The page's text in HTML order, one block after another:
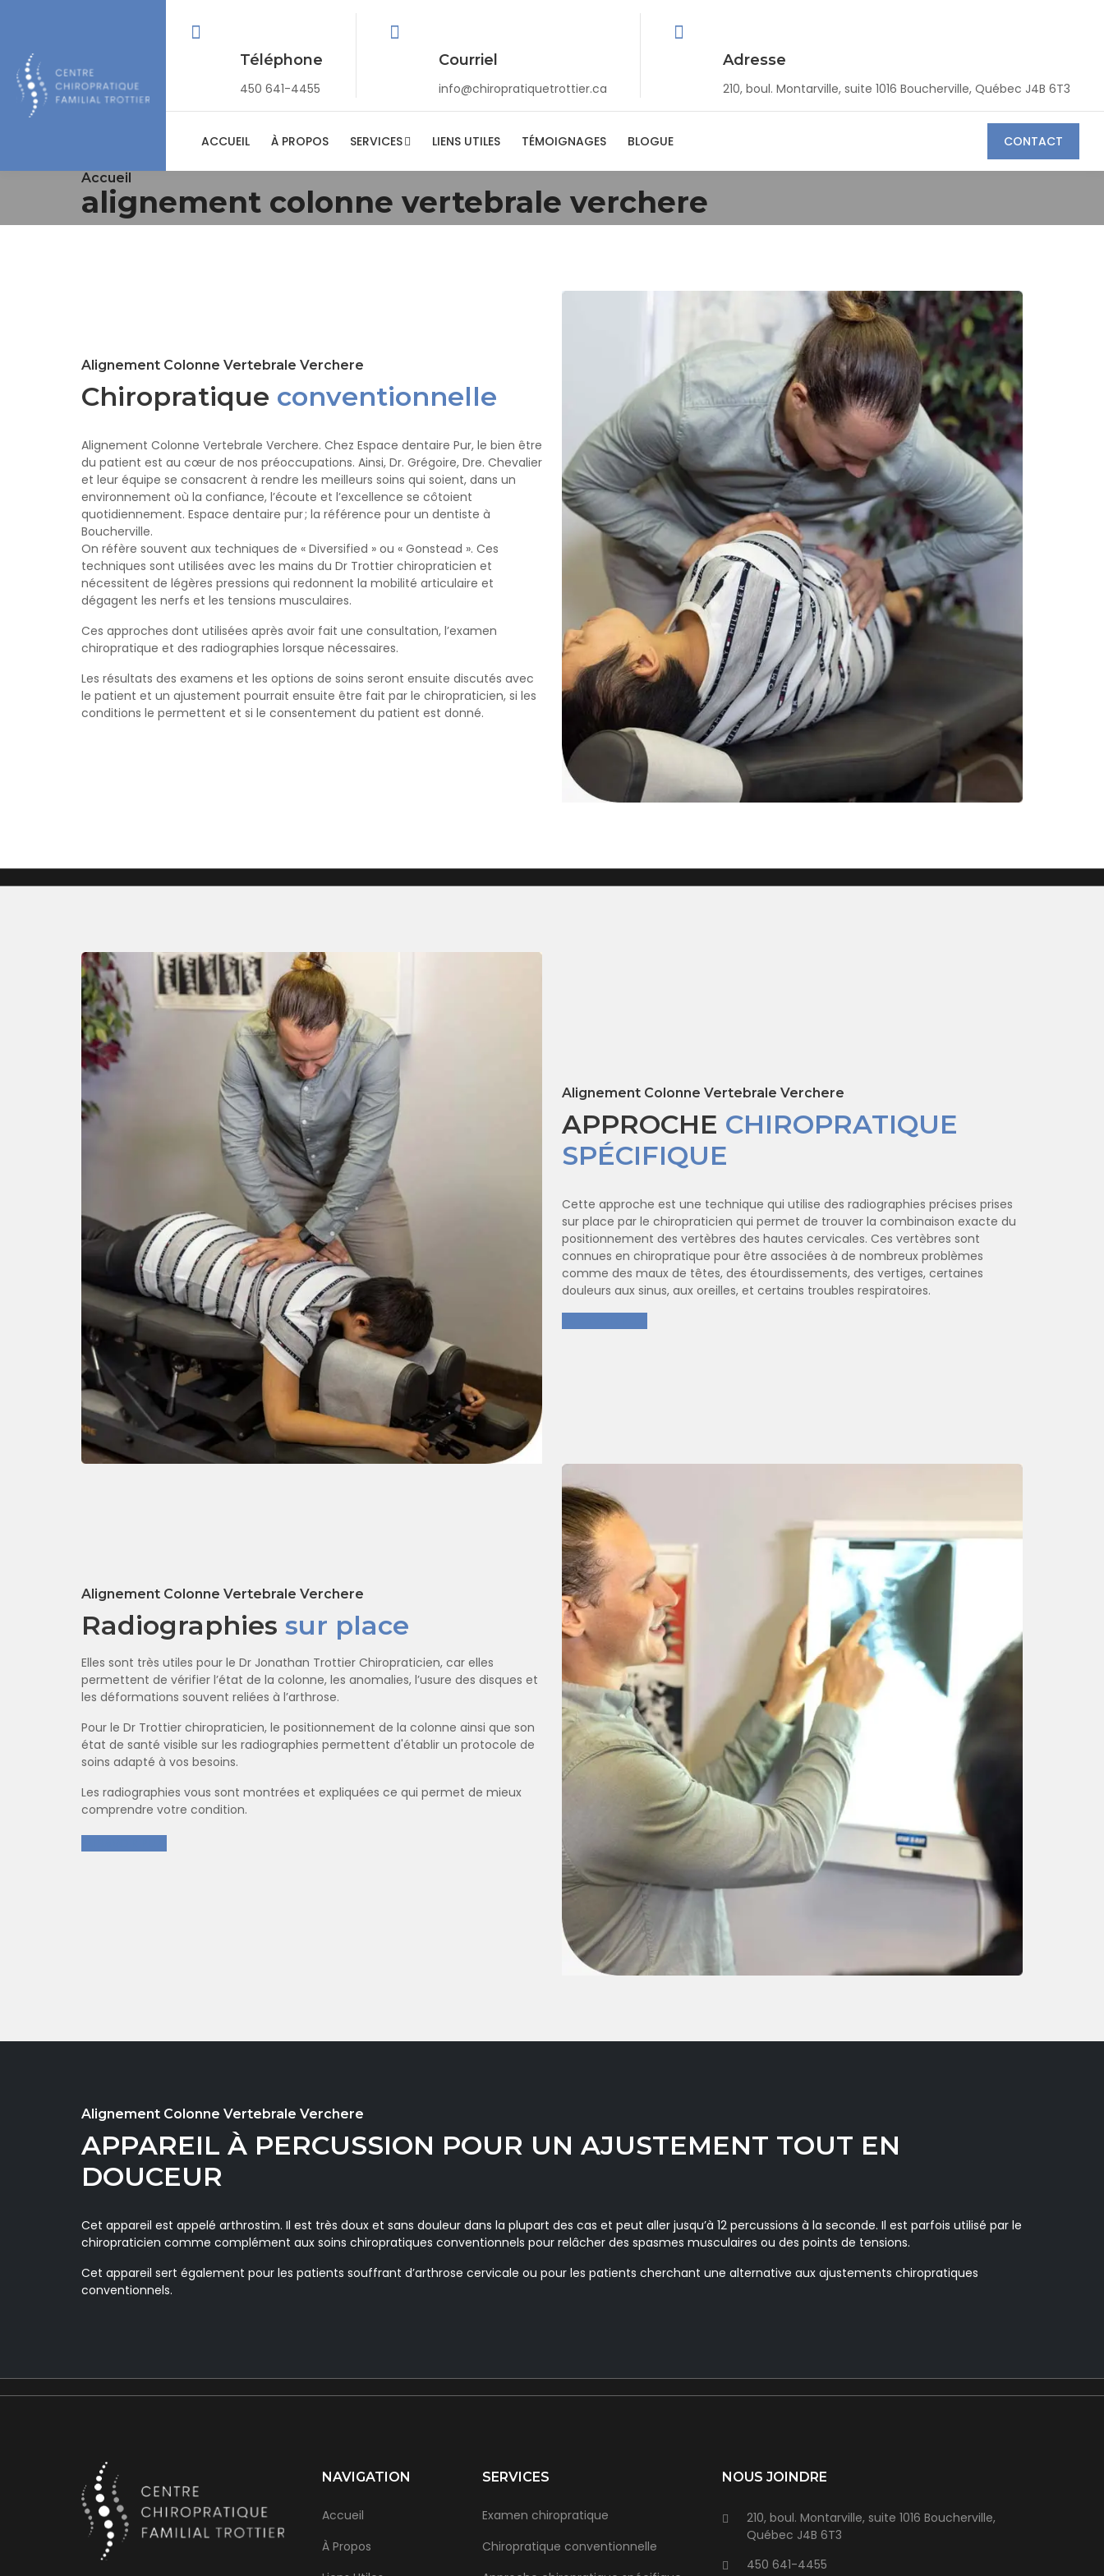
Téléphone
450 641-4455
Courriel
info@chiropratiquetrottier.ca
Adresse
210, boul. Montarville, suite 1016 Boucherville, Québec J4B 6T3
ACCUEIL À PROPOS SERVICES LIENS UTILES TÉMOIGNAGES BLOGUE CONTACT
Accueil
alignement colonne vertebrale verchere
Alignement Colonne Vertebrale Verchere
Chiropratique conventionnelle
Alignement Colonne Vertebrale Verchere. Chez Espace dentaire Pur, le bien être
du patient est au cœur de nos préoccupations. Ainsi, Dr. Grégoire, Dre. Chevalier
et leur équipe se consacrent à rendre les meilleurs soins qui soient, dans un
environnement où la confiance, l’écoute et l’excellence se côtoient
quotidiennement. Espace dentaire pur ; la référence pour un dentiste à
Boucherville.
On réfère souvent aux techniques de « Diversified » ou « Gonstead ». Ces
techniques sont utilisées avec les mains du Dr Trottier chiropraticien et
nécessitent de légères pressions qui redonnent la mobilité articulaire et
dégagent les nerfs et les tensions musculaires.
Ces approches dont utilisées après avoir fait une consultation, l’examen
chiropratique et des radiographies lorsque nécessaires.
Les résultats des examens et les options de soins seront ensuite discutés avec
le patient et un ajustement pourrait ensuite être fait par le chiropraticien, si les
conditions le permettent et si le consentement du patient est donné.
Alignement Colonne Vertebrale Verchere
APPROCHE CHIROPRATIQUE
SPÉCIFIQUE
Cette approche est une technique qui utilise des radiographies précises prises
sur place par le chiropraticien qui permet de trouver la combinaison exacte du
positionnement des vertèbres des hautes cervicales. Ces vertèbres sont
connues en chiropratique pour être associées à de nombreux problèmes
comme des maux de têtes, des étourdissements, des vertiges, certaines
douleurs aux sinus, aux oreilles, et certains troubles respiratoires.
Alignement Colonne Vertebrale Verchere
Radiographies sur place
Elles sont très utiles pour le Dr Jonathan Trottier Chiropraticien, car elles
permettent de vérifier l’état de la colonne, les anomalies, l’usure des disques et
les déformations souvent reliées à l’arthrose.
Pour le Dr Trottier chiropraticien, le positionnement de la colonne ainsi que son
état de santé visible sur les radiographies permettent d'établir un protocole de
soins adapté à vos besoins.
Les radiographies vous sont montrées et expliquées ce qui permet de mieux
comprendre votre condition.
Alignement Colonne Vertebrale Verchere
APPAREIL À PERCUSSION POUR UN AJUSTEMENT TOUT EN
DOUCEUR
Cet appareil est appelé arthrostim. Il est très doux et sans douleur dans la plupart des cas et peut aller jusqu’à 12 percussions à la seconde. Il est parfois utilisé par le
chiropraticien comme complément aux soins chiropratiques conventionnels pour relâcher des spasmes musculaires ou des points de tensions.
Cet appareil sert également pour les patients souffrant d’arthrose cervicale ou pour les patients cherchant une alternative aux ajustements chiropratiques
conventionnels.
NAVIGATION
Accueil
À Propos
SERVICES
Examen chiropratique
Chiropratique conventionnelle
NOUS JOINDRE
210, boul. Montarville, suite 1016 Boucherville,
Québec J4B 6T3
450 641-4455